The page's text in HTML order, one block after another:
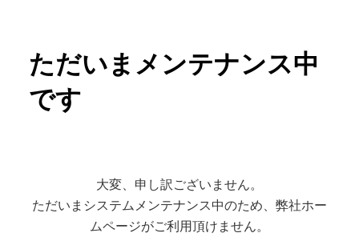
ただいまメンテナンス中
です
大変、申し訳ございません。
ただいまシステムメンテナンス中のため、弊社ホー
ムページがご利用頂けません。